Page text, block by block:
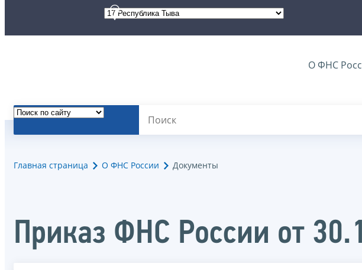
О ФНС
Главная страница О ФНС России Документы
Приказ ФНС России от